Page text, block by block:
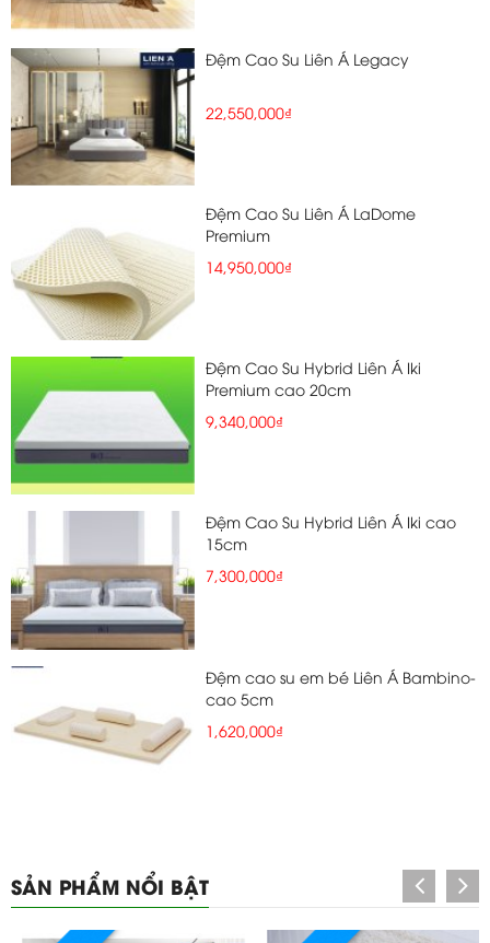
Đệm Cao Su Liên Á Legacy
22,550,000₫
Đệm Cao Su Liên Á LaDome
Premium
14,950,000₫
Đệm Cao Su Hybrid Liên Á Iki
Premium cao 20cm
9,340,000₫
Đệm Cao Su Hybrid Liên Á Iki cao
15cm
7,300,000₫
Đệm cao su em bé Liên Á Bambino-
cao 5cm
1,620,000₫
SẢN PHẨM NỔI BẬT